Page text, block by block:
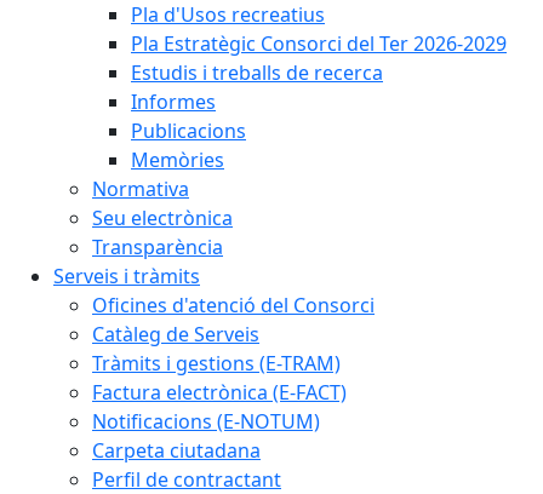
Pla d'Usos recreatius
Pla Estratègic Consorci del Ter 2026-2029
Estudis i treballs de recerca
Informes
Publicacions
Memòries
Normativa
Seu electrònica
Transparència
Serveis i tràmits
Oficines d'atenció del Consorci
Catàleg de Serveis
Tràmits i gestions (E-TRAM)
Factura electrònica (E-FACT)
Notificacions (E-NOTUM)
Carpeta ciutadana
Perfil de contractant